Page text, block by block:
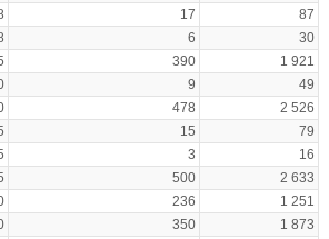
17
87
6
30
390
1 921
9
49
478
2 526
15
79
3
16
500
2 633
236
1 251
350
1 873